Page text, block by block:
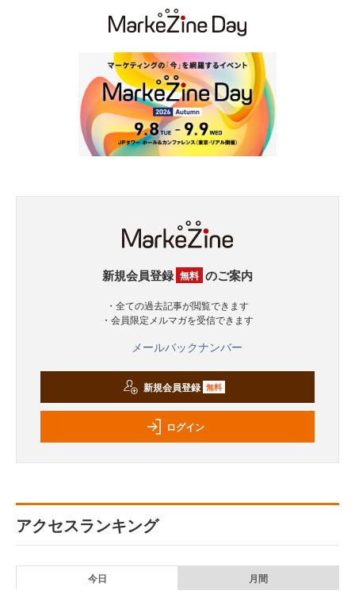
新規会員登録 無料 のご案内
・全ての過去記事が閲覧できます
・会員限定メルマガを受信できます
メールバックナンバー
新規会員登録 無料
ログイン
アクセスランキング
今日 月間